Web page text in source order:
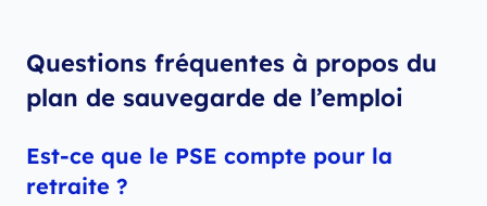
Questions fréquentes à propos du
plan de sauvegarde de l’emploi
Est-ce que le PSE compte pour la
retraite ?